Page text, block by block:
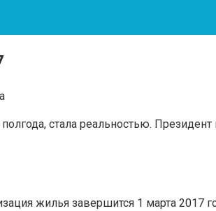
стала реальностью.
жилья завершится 1 марта 2017